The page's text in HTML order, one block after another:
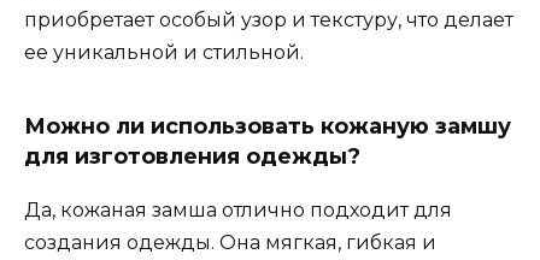
приобретает особый узор и текстуру, что делает
ее уникальной и стильной.
Можно ли использовать кожаную замшу
для изготовления одежды?
Да, кожаная замша отлично подходит для
создания одежды. Она мягкая, гибкая и